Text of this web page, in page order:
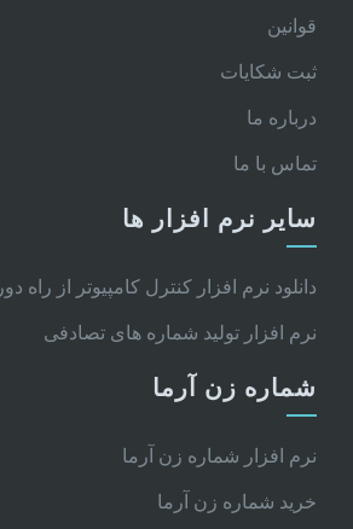
قوانین
ثبت شکایات
درباره ما
تماس با ما
سایر نرم افزار ها
دانلود نرم افزار کنترل کامپیوتر از راه دور
نرم افزار تولید شماره های تصادفی
شماره زن آرما
نرم افزار شماره زن آرما
خرید شماره زن آرما